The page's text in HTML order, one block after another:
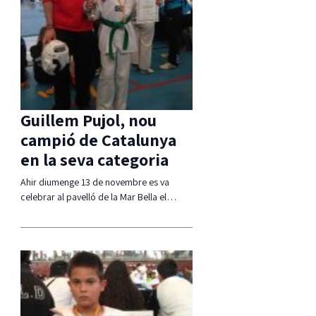
Guillem Pujol, nou
campió de Catalunya
en la seva categoria
Ahir diumenge 13 de novembre es va
celebrar al pavelló de la Mar Bella el…